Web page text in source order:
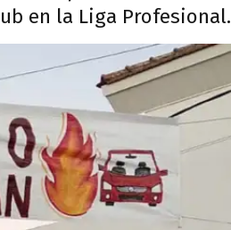
en la Liga Profesional.